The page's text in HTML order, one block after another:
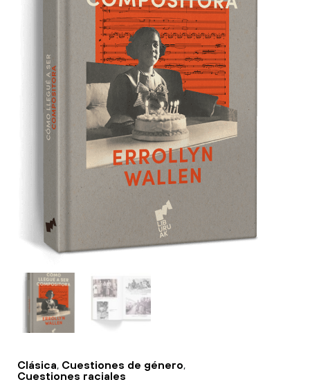
Clásica, Cuestiones de género,
Cuestiones raciales